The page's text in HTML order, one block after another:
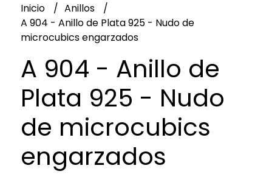
Inicio
Anillos
A 904 - Anillo de Plata 925 - Nudo de
microcubics engarzados
A 904 - Anillo de
Plata 925 - Nudo
de microcubics
engarzados